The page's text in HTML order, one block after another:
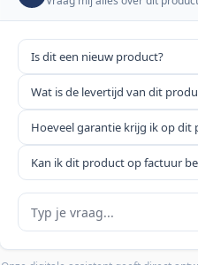
Is dit een nieuw product?
Wat is de levertijd van dit
Hoeveel garantie krijg ik op dit
Kan ik dit product op factuur
Je vraag